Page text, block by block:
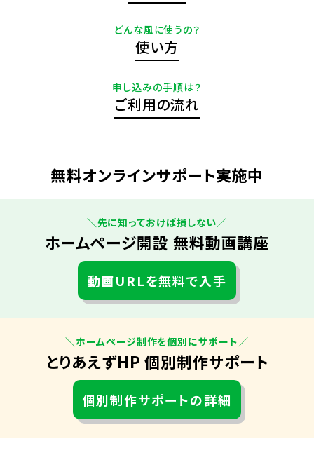
どんな風に使うの？
使い方
申し込みの手順は？
ご利用の流れ
無料オンラインサポート実施中
＼先に知っておけば損しない／
ホームページ開設 無料動画講座
動画URLを無料で入手
＼ホームページ制作を個別にサポート／
とりあえずHP 個別制作サポート
個別制作サポートの詳細